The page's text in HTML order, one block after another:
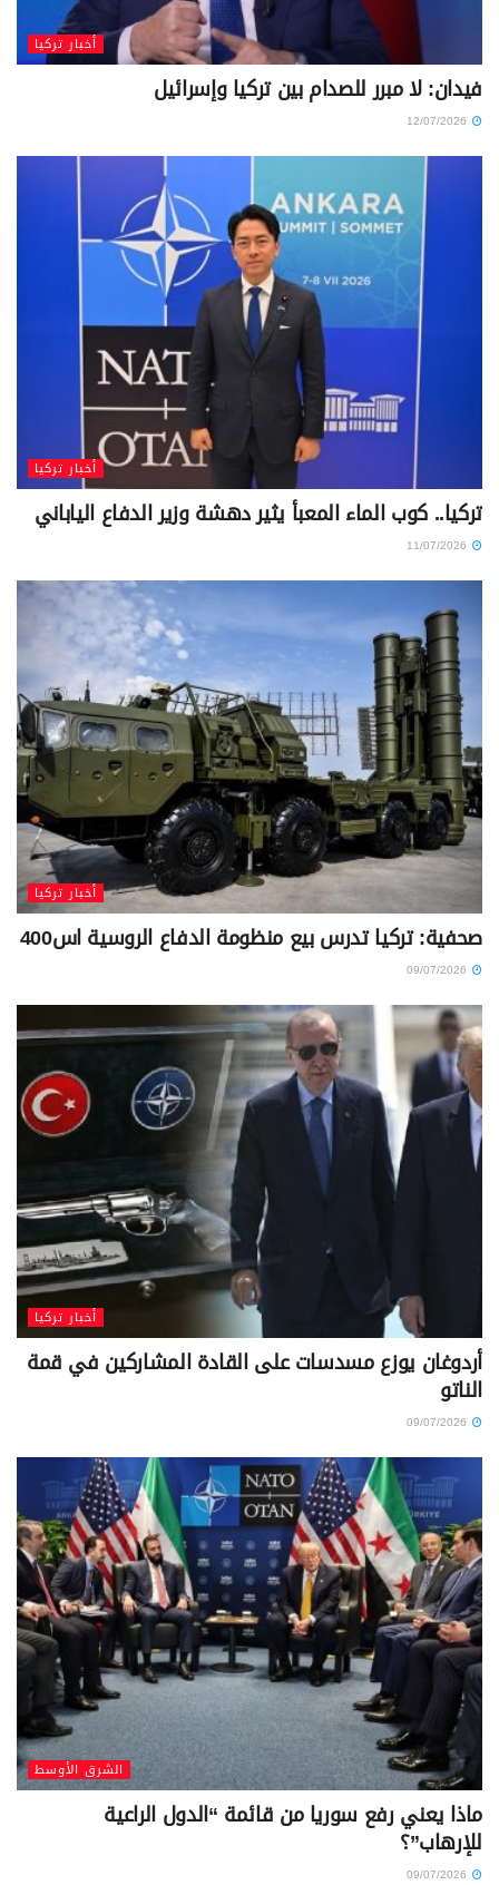
أخبار تركيا
فيدان: لا مبرر للصدام بين تركيا وإسرائيل
أخبار تركيا
تركيا.. كوب الماء المعبأ يثير دهشة وزير الدفاع الياباني
أخبار تركيا
صحفية: تركيا تدرس بيع منظومة الدفاع الروسية اس400
أخبار تركيا
أردوغان يوزع مسدسات على القادة المشاركين في قمة
الناتو
الشرق الأوسط
ماذا يعني رفع سوريا من قائمة “الدول الراعية
للإرهاب”؟